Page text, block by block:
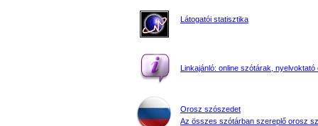
Látogatói statisztika
Linkajánló: online szótárak, nyelvoktató
Orosz szószedet
Az összes szótárban szereplő orosz